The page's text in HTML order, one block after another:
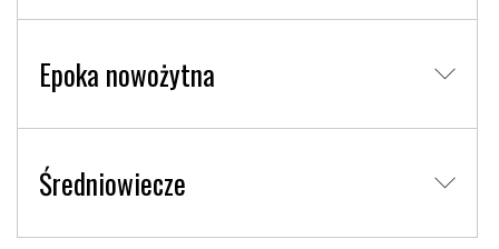
Epoka nowożytna
Średniowiecze